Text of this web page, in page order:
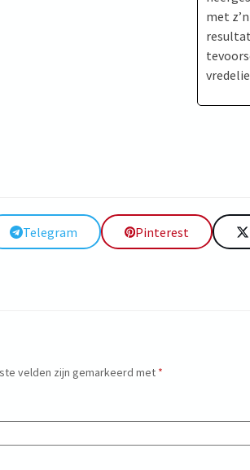
met
Telegram Pinterest
velden zijn gemarkeerd met *